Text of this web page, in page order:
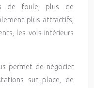
de foule, plus de
plus attractifs,
les vols intérieurs
permet de négocier
sur place, de